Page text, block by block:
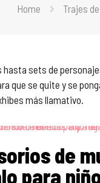
Home Trajes
sets de
que se quite y se
más llamativo.
de
para